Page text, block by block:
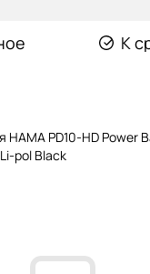
К
HAMA PD10-HD Power
pol Black